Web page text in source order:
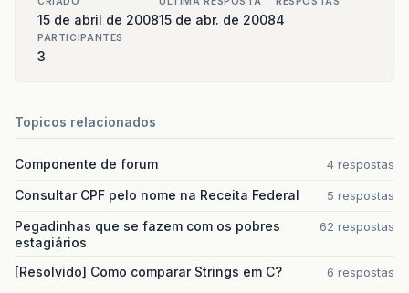
15 de abril de 200815 de abr. de 20084
PARTICIPANTES
3
Topicos relacionados
Componente de forum 4 respostas
Consultar CPF pelo nome na Receita Federal 5 respostas
Pegadinhas que se fazem com os pobres
estagiários
62 respostas
[Resolvido] Como comparar Strings em C? 6 respostas